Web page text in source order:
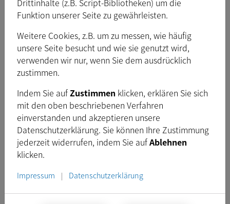
TPL 1628 10MP 2/3" C
TPL 2528 10MP 2/ 3" C 10 MP
TPL 3528 10MP 2/3" C 10 MP
TPL 7528 10MP 2/3 2/3" C
TPL 0618 20MP 1,1 " C 20MP
TPL 0814 20MP
TPL 1228 20MP 1,1 " C
Funktion unserer Seite zu gewährleisten.
Weitere Cookies, z.B. um zu messen, wie häufig
unsere Seite besucht und wie sie genutzt wird,
verwenden wir nur, wenn Sie dem ausdrücklich
zustimmen.
Indem Sie aufZustimmen klicken, erklären Sie sich
mit den oben beschriebenen Verfahren
einverstanden und akzeptieren unsere
Datenschutzerklärung. Sie können Ihre Zustimmung
jederzeit widerrufen, indem Sie aufAblehnen
klicken.
Impressum | Datenschutzerklärung